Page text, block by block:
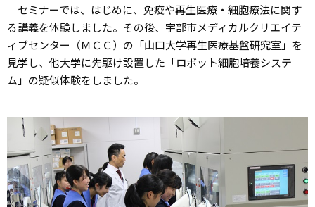
セミナーでは、はじめに、免疫や再生医療・細胞療法に関す
る講義を体験しました。その後、宇部市メディカルクリエイテ
ィブセンター（ＭＣＣ）の「山口大学再生医療基盤研究室」を
見学し、他大学に先駆け設置した「ロボット細胞培養システ
ム」の疑似体験をしました。